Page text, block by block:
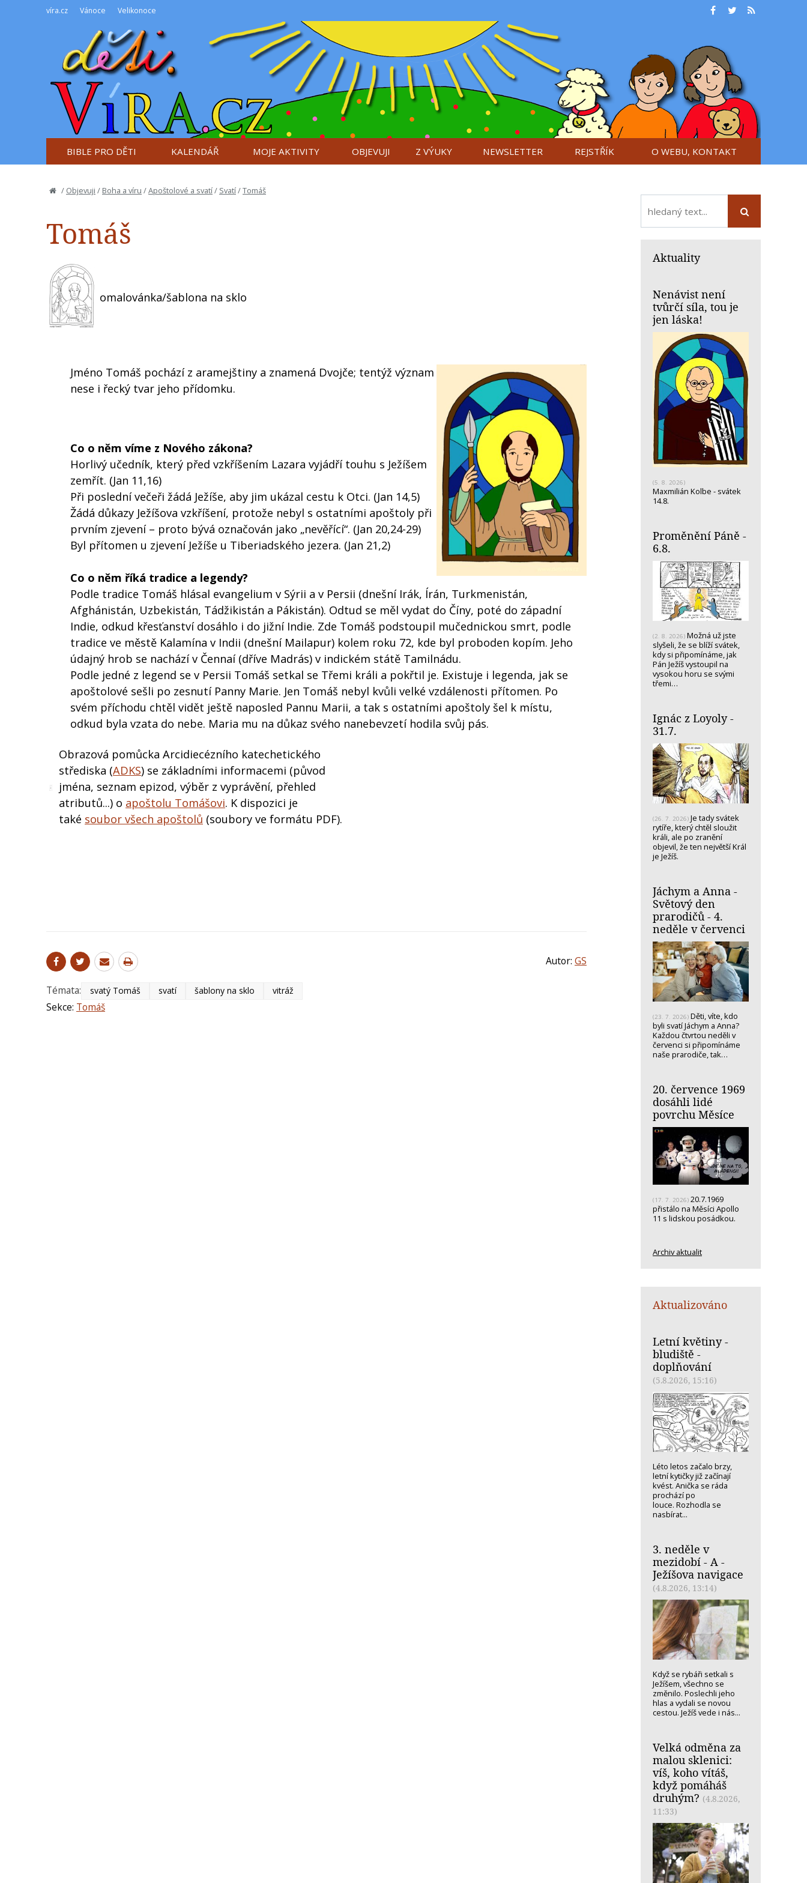
víra.cz Vánoce Velikonoce
BIBLE PRO DĚTI KALENDÁŘ MOJE AKTIVITY OBJEVUJI Z VÝUKY NEWSLETTER REJSTŘÍK O WEBU, KONTAKT
/ Objevuji / Boha a víru /Apoštolové a svatí/ Svatí/Tomáš
Tomáš
omalovánka/šablona na sklo
Jméno Tomáš pochází z aramejštiny a znamená Dvojče; tentýž význam
nese i řecký tvar jeho přídomku.
Co o něm víme z Nového zákona?
Horlivý učedník, který před vzkříšením Lazara vyjádří touhu s Ježíšem
zemřít. (Jan 11,16)
Při poslední večeři žádá Ježíše, aby jim ukázal cestu k Otci. (Jan 14,5)
Žádá důkazy Ježíšova vzkříšení, protože nebyl s ostatními apoštoly při
prvním zjevení – proto bývá označován jako „nevěřící“. (Jan 20,24-29)
Byl přítomen u zjevení Ježíše u Tiberiadského jezera. (Jan 21,2)
Co o něm říká tradice a legendy?
Podle tradice Tomáš hlásal evangelium v Sýrii a v Persii (dnešní Irák, Írán, Turkmenistán,
Afghánistán, Uzbekistán, Tádžikistán a Pákistán). Odtud se měl vydat do Číny, poté do západní
Indie, odkud křesťanství dosáhlo i do jižní Indie. Zde Tomáš podstoupil mučednickou smrt, podle
tradice ve městě Kalamína v Indii (dnešní Mailapur) kolem roku 72, kde byl proboden kopím. Jeho
údajný hrob se nachází v Čennaí (dříve Madrás) v indickém státě Tamilnádu.
Podle jedné z legend se v Persii Tomáš setkal se Třemi králi a pokřtil je. Existuje i legenda, jak se
apoštolové sešli po zesnutí Panny Marie. Jen Tomáš nebyl kvůli velké vzdálenosti přítomen. Po
svém příchodu chtěl vidět ještě naposled Pannu Marii, a tak s ostatními apoštoly šel k místu,
odkud byla vzata do nebe. Maria mu na důkaz svého nanebevzetí hodila svůj pás.
Obrazová pomůcka Arcidiecézního katechetického
střediska (ADKS) se základními informacemi (původ
jména, seznam epizod, výběr z vyprávění, přehled
atributů...) o apoštolu Tomášovi. K dispozici je
také soubor všech apoštolů (soubory ve formátu PDF).
Autor: GS
Témata: svatý Tomáš svatí šablony na sklo vitráž
Sekce: Tomáš
Aktuality
Nenávist není
tvůrčí síla, tou je
jen láska!
(5. 8. 2026)
Maxmilián Kolbe - svátek
14.8.
Proměnění Páně -
6.8.
(2. 8. 2026) Možná už jste
slyšeli, že se blíží svátek,
kdy si připomínáme, jak
Pán Ježíš vystoupil na
vysokou horu se svými
třemi…
Ignác z Loyoly -
31.7.
(26. 7. 2026) Je tady svátek
rytíře, který chtěl sloužit
králi, ale po zranění
objevil, že ten největší Král
je Ježíš.
Jáchym a Anna -
Světový den
prarodičů - 4.
neděle v červenci
(23. 7. 2026) Děti, víte, kdo
byli svatí Jáchym a Anna?
Každou čtvrtou neděli v
červenci si připomínáme
naše prarodiče, tak…
20. července 1969
dosáhli lidé
povrchu Měsíce
(17. 7. 2026) 20.7.1969
přistálo na Měsíci Apollo
11 s lidskou posádkou.
Archiv aktualit
Aktualizováno
Letní květiny -
bludiště -
doplňování
(5.8.2026, 15:16)
Léto letos začalo brzy,
letní kytičky již začínají
kvést. Anička se ráda
prochází po
louce. Rozhodla se
nasbírat...
3. neděle v
mezidobí - A -
Ježíšova navigace
(4.8.2026, 13:14)
Když se rybáři setkali s
Ježíšem, všechno se
změnilo. Poslechli jeho
hlas a vydali se novou
cestou. Ježíš vede i nás...
Velká odměna za
malou sklenici:
víš, koho vítáš,
když pomáháš
druhým? (4.8.2026,
11:33)